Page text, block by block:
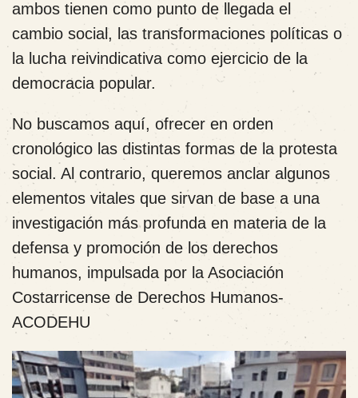
ambos tienen como punto de llegada el
cambio social, las transformaciones políticas o
la lucha reivindicativa como ejercicio de la
democracia popular.
No buscamos aquí, ofrecer en orden
cronológico las distintas formas de la protesta
social. Al contrario, queremos anclar algunos
elementos vitales que sirvan de base a una
investigación más profunda en materia de la
defensa y promoción de los derechos
humanos, impulsada por la Asociación
Costarricense de Derechos Humanos-
ACODEHU